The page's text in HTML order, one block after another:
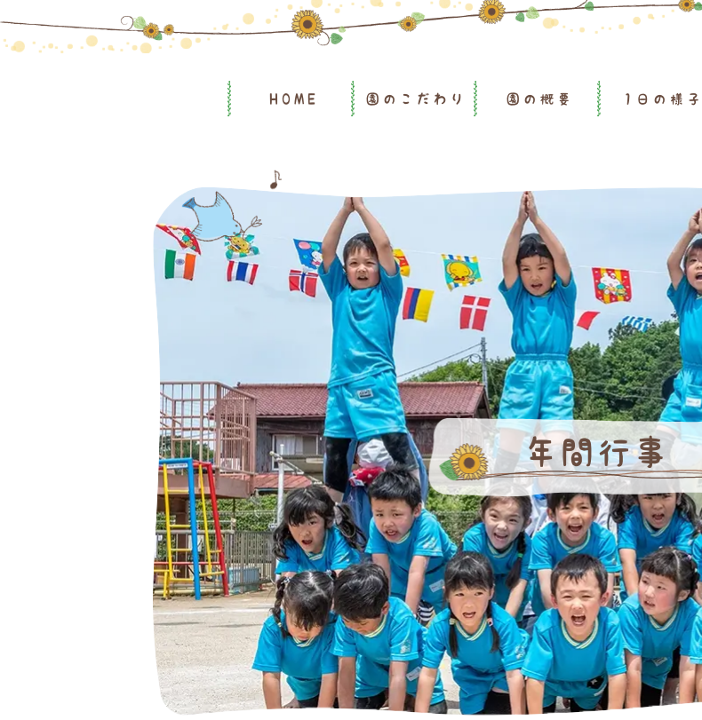
HOME 園のこだわり 園の概要 1日の様子
年間行事